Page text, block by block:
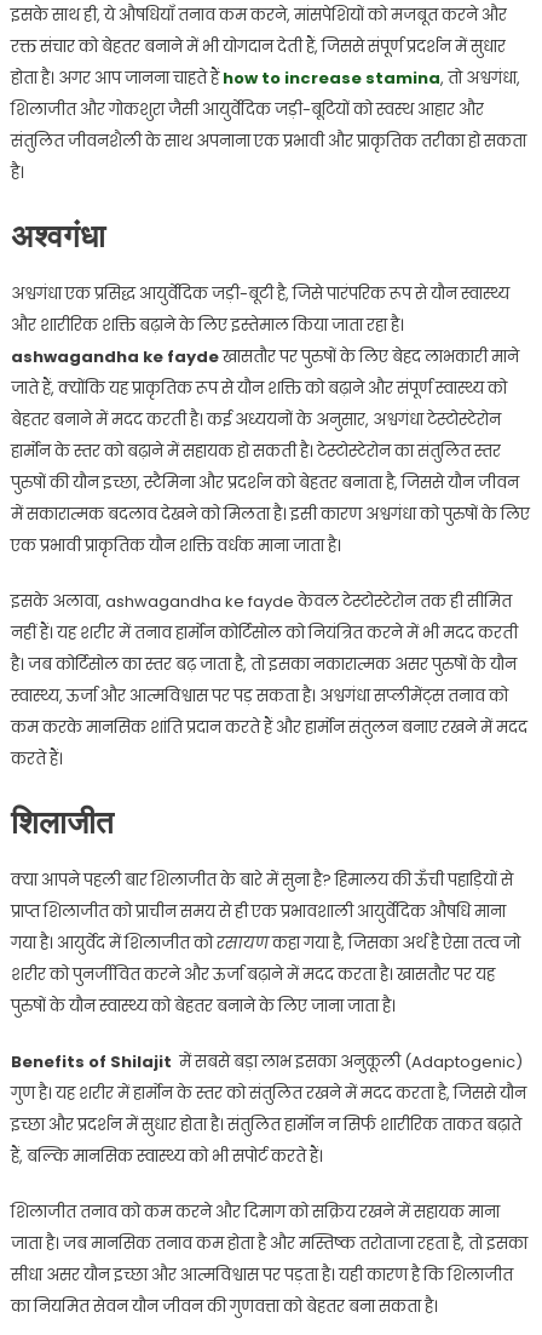
इसके साथ ही, ये औषधियाँ तनाव कम करने, मांसपेशियों को मजबूत करने और
रक्त संचार को बेहतर बनाने में भी योगदान देती हैं, जिससे संपूर्ण प्रदर्शन में सुधार
होता है। अगर आप जानना चाहते हैंhow to increase stamina, तो अश्वगंधा,
शिलाजीत और गोकशुरा जैसी आयुर्वेदिक जड़ी-बूटियों को स्वस्थ आहार और
संतुलित जीवनशैली के साथ अपनाना एक प्रभावी और प्राकृतिक तरीका हो सकता
है।
अश्वगंधा
अश्वगंधा एक प्रसिद्ध आयुर्वेदिक जड़ी-बूटी है, जिसे पारंपरिक रूप से यौन स्वास्थ्य
और शारीरिक शक्ति बढ़ाने के लिए इस्तेमाल किया जाता रहा है।
ashwagandha ke faydeखासतौर पर पुरुषों के लिए बेहद लाभकारी माने
जाते हैं, क्योंकि यह प्राकृतिक रूप से यौन शक्ति को बढ़ाने और संपूर्ण स्वास्थ्य को
बेहतर बनाने में मदद करती है। कई अध्ययनों के अनुसार, अश्वगंधा टेस्टोस्टेरोन
हार्मोन के स्तर को बढ़ाने में सहायक हो सकती है। टेस्टोस्टेरोन का संतुलित स्तर
पुरुषों की यौन इच्छा, स्टैमिना और प्रदर्शन को बेहतर बनाता है, जिससे यौन जीवन
में सकारात्मक बदलाव देखने को मिलता है। इसी कारण अश्वगंधा को पुरुषों के लिए
एक प्रभावी प्राकृतिक यौन शक्ति वर्धक माना जाता है।
इसके अलावा, ashwagandha ke faydeकेवल टेस्टोस्टेरोन तक ही सीमित
नहीं हैं। यह शरीर में तनाव हार्मोन कोर्टिसोल को नियंत्रित करने में भी मदद करती
है। जब कोर्टिसोल का स्तर बढ़ जाता है, तो इसका नकारात्मक असर पुरुषों के यौन
स्वास्थ्य, ऊर्जा और आत्मविश्वास पर पड़ सकता है। अश्वगंधा सप्लीमेंट्स तनाव को
कम करके मानसिक शांति प्रदान करते हैं और हार्मोन संतुलन बनाए रखने में मदद
करते हैं।
शिलाजीत
क्या आपने पहली बार शिलाजीत के बारे में सुना है? हिमालय की ऊँची पहाड़ियों से
प्राप्त शिलाजीत को प्राचीन समय से ही एक प्रभावशाली आयुर्वेदिक औषधि माना
गया है। आयुर्वेद में शिलाजीत कोरसायणकहा गया है, जिसका अर्थ है ऐसा तत्व जो
शरीर को पुनर्जीवित करने और ऊर्जा बढ़ाने में मदद करता है। खासतौर पर यह
पुरुषों के यौन स्वास्थ्य को बेहतर बनाने के लिए जाना जाता है।
Benefits of Shilajit में सबसे बड़ा लाभ इसका अनुकूली (Adaptogenic)
गुण है। यह शरीर में हार्मोन के स्तर को संतुलित रखने में मदद करता है, जिससे यौन
इच्छा और प्रदर्शन में सुधार होता है। संतुलित हार्मोन न सिर्फ शारीरिक ताकत बढ़ाते
हैं, बल्कि मानसिक स्वास्थ्य को भी सपोर्ट करते हैं।
शिलाजीत तनाव को कम करने और दिमाग को सक्रिय रखने में सहायक माना
जाता है। जब मानसिक तनाव कम होता है और मस्तिष्क तरोताजा रहता है, तो इसका
सीधा असर यौन इच्छा और आत्मविश्वास पर पड़ता है। यही कारण है कि शिलाजीत
का नियमित सेवन यौन जीवन की गुणवत्ता को बेहतर बना सकता है।